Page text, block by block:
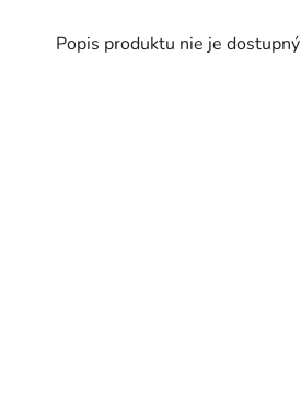
Popis produktu nie je dostupný